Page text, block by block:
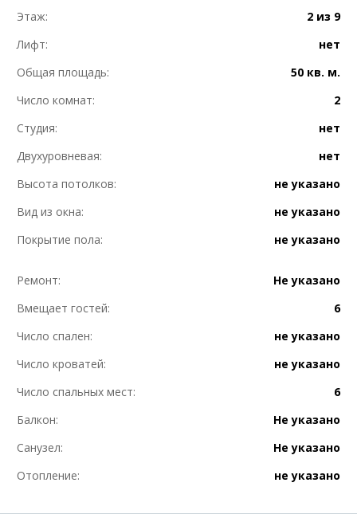
Этаж:
2 из 9
Лифт:
нет
Общая площадь:
50 кв. м.
Число комнат:
2
Студия:
нет
Двухуровневая:
нет
Высота потолков:
не указано
Вид из окна:
не указано
Покрытие пола:
не указано
Ремонт:
Не указано
Вмещает гостей:
6
Число спален:
не указано
Число кроватей:
не указано
Число спальных мест:
6
Балкон:
Не указано
Санузел:
Не указано
Отопление:
не указано